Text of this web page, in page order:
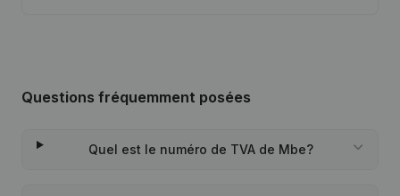
Questions fréquemment posées
Quel est le numéro de TVA de Mbe?